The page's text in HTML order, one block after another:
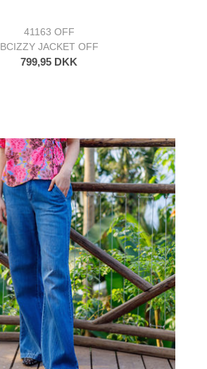
41163 OFF
BCIZZY JACKET OFF
799,95 DKK